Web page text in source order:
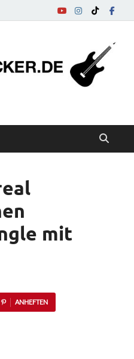
mit
ANHEFTEN